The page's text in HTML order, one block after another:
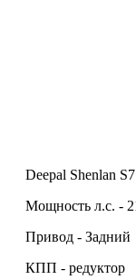
Deepal Shenlan S7
Мощность л.с. -
Привод - Задний
КПП - редуктор